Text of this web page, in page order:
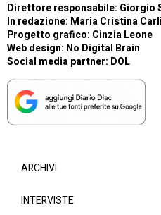
Direttore responsabile: Giorgio
In redazione: Maria Cristina
Progetto grafico: Cinzia Leone
Web design: No Digital Brain
Social media partner: DOL
ARCHIVI
INTERVISTE